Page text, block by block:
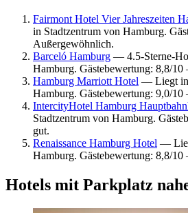
Fairmont Hotel Vier Jahreszeiten
in Stadtzentrum von Hamburg.
Außergewöhnlich.
Barceló Hamburg — 4.5-Sterne-
Hamburg. Gästebewertung: 8,8/
Hamburg Marriott Hotel — Liegt in
Hamburg. Gästebewertung: 9,0/
IntercityHotel Hamburg
Stadtzentrum von Hamburg.
gut.
Renaissance Hamburg Hotel —
Hamburg. Gästebewertung: 8,8/
Hotels mit Parkplatz